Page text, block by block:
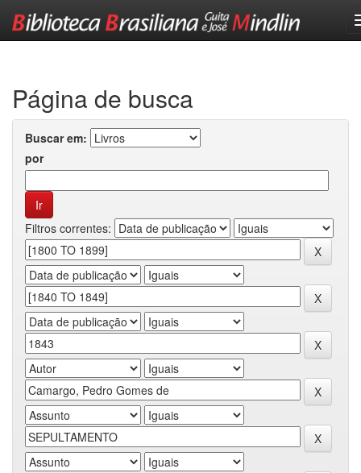
Página de busca
Buscar em:
por
Filtros correntes: